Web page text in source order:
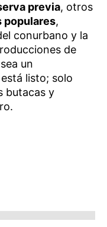
previa, otros
populares,
conurbano y la
de
un
listo; solo
butacas y